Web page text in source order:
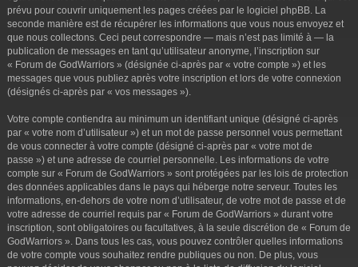
prévu pour couvrir uniquement les pages créées par le logiciel phpBB. La
seconde manière est de récupérer les informations que vous nous envoyez et
que nous collectons. Ceci peut correspondre — mais n’est pas limité à — la
publication de messages en tant qu’utilisateur anonyme, l’inscription sur
« Forum de GodWarriors » (désignée ci-après par « votre compte ») et les
messages que vous publiez après votre inscription et lors de votre connexion
(désignés ci-après par « vos messages »).
Votre compte contiendra au minimum un identifiant unique (désigné ci-après
par « votre nom d’utilisateur ») et un mot de passe personnel vous permettant
de vous connecter à votre compte (désigné ci-après par « votre mot de
passe ») et une adresse de courriel personnelle. Les informations de votre
compte sur « Forum de GodWarriors » sont protégées par les lois de protection
des données applicables dans le pays qui héberge notre serveur. Toutes les
informations, en-dehors de votre nom d’utilisateur, de votre mot de passe et de
votre adresse de courriel requis par « Forum de GodWarriors » durant votre
inscription, sont obligatoires ou facultatives, à la seule discrétion de « Forum de
GodWarriors ». Dans tous les cas, vous pouvez contrôler quelles informations
de votre compte vous souhaitez rendre publiques ou non. De plus, vous